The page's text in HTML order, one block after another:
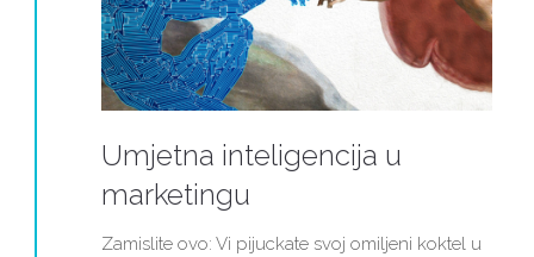
Umjetna inteligencija u
marketingu
Zamislite ovo: Vi pijuckate svoj omiljeni koktel u